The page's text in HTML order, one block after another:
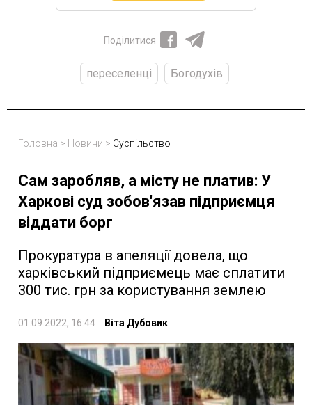
Поділитися
переселенці Богодухів
Головна > Новини > Суспільство
Сам заробляв, а місту не платив: У
Харкові суд зобов'язав підприємця
віддати борг
Прокуратура в апеляції довела, що
харківський підприємець має сплатити
300 тис. грн за користування землею
01.09.2022, 16:44 Віта Дубовик